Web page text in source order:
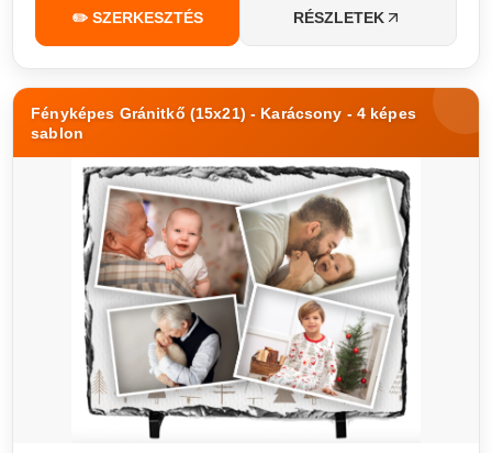
✏️ SZERKESZTÉS RÉSZLETEK
Fényképes Gránitkő (15x21) - Karácsony - 4 képes
sablon